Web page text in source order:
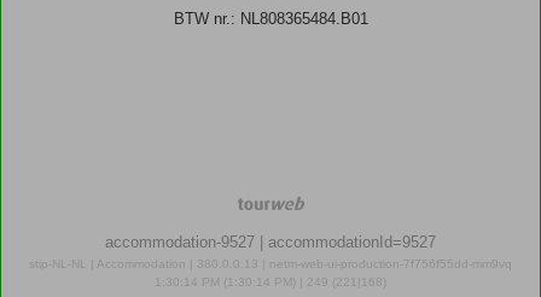
BTW nr.: NL808365484.B01
TourWeb
accommodation-9527 | accommodationId=9527
stip-NL-NL | Accommodation | 380.0.0.13 | netm-web-ui-production-7f756f55dd-mm9vq
1:30:14 PM (1:30:14 PM) | 249 (221|168)